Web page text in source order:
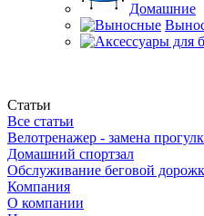
Домашние
Статьи
Все статьи
Велотренажер - замена
Домашний спортзал
Обслуживание беговой
Компания
О компании